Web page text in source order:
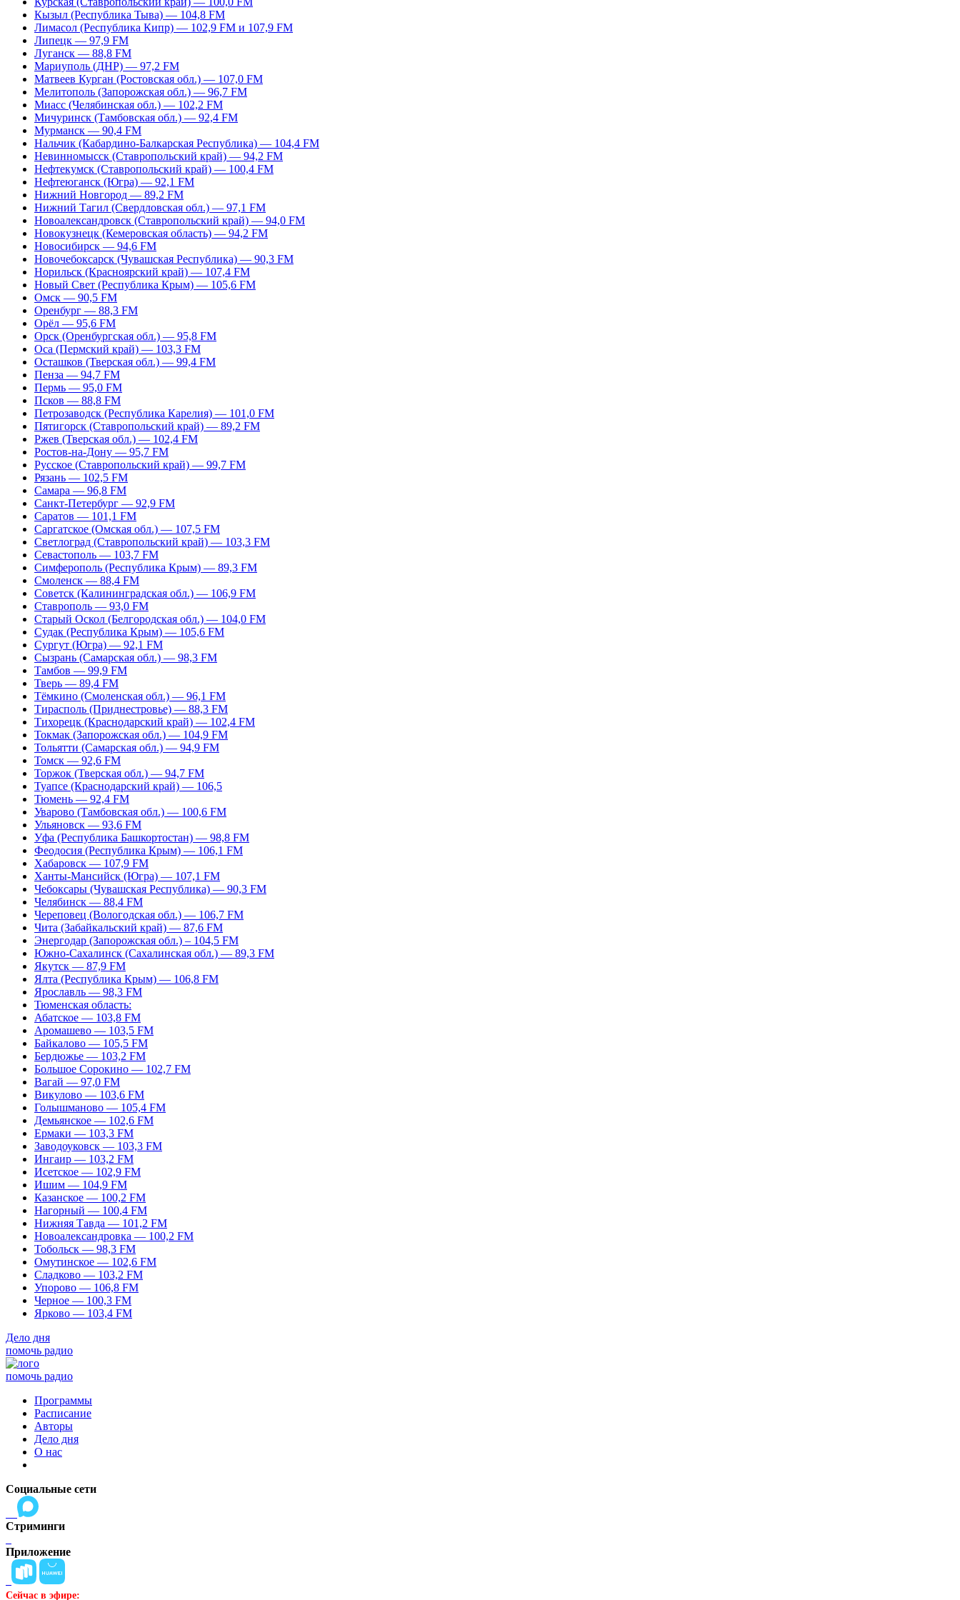
Кызыл (Республика Тыва) — 104,8 FM
Лимасол (Республика Кипр) — 102,9 FM и 107,9 FM
Липецк — 97,9 FM
Луганск — 88,8 FM
Мариуполь (ДНР) — 97,2 FM
Матвеев Курган (Ростовская обл.) — 107,0 FM
Мелитополь (Запорожская обл.) — 96,7 FM
Миасс (Челябинская обл.) — 102,2 FM
Мичуринск (Тамбовская обл.) — 92,4 FM
Мурманск — 90,4 FM
Нальчик (Кабардино-Балкарская Республика) — 104,4 FM
Невинномысск (Ставропольский край) — 94,2 FM
Нефтекумск (Ставропольский край) — 100,4 FM
Нефтеюганск (Югра) — 92,1 FM
Нижний Новгород — 89,2 FM
Нижний Тагил (Свердловская обл.) — 97,1 FM
Новоалександровск (Ставропольский край) — 94,0 FM
Новокузнецк (Кемеровская область) — 94,2 FM
Новосибирск — 94,6 FM
Новочебоксарск (Чувашская Республика) — 90,3 FM
Норильск (Красноярский край) — 107,4 FM
Новый Свет (Республика Крым) — 105,6 FM
Омск — 90,5 FM
Оренбург — 88,3 FM
Орёл — 95,6 FM
Орск (Оренбургская обл.) — 95,8 FM
Оса (Пермский край) — 103,3 FM
Осташков (Тверская обл.) — 99,4 FM
Пенза — 94,7 FM
Пермь — 95,0 FM
Псков — 88,8 FM
Петрозаводск (Республика Карелия) — 101,0 FM
Пятигорск (Ставропольский край) — 89,2 FM
Ржев (Тверская обл.) — 102,4 FM
Ростов-на-Дону — 95,7 FM
Русское (Ставропольский край) — 99,7 FM
Рязань — 102,5 FM
Самара — 96,8 FM
Санкт-Петербург — 92,9 FM
Саратов — 101,1 FM
Саргатское (Омская обл.) — 107,5 FM
Светлоград (Ставропольский край) — 103,3 FM
Севастополь — 103,7 FM
Симферополь (Республика Крым) — 89,3 FM
Смоленск — 88,4 FM
Советск (Калининградская обл.) — 106,9 FM
Ставрополь — 93,0 FM
Старый Оскол (Белгородская обл.) — 104,0 FM
Судак (Республика Крым) — 105,6 FM
Сургут (Югра) — 92,1 FM
Сызрань (Самарская обл.) — 98,3 FM
Тамбов — 99,9 FM
Тверь — 89,4 FM
Тёмкино (Смоленская обл.) — 96,1 FM
Тирасполь (Приднестровье) — 88,3 FM
Тихорецк (Краснодарский край) — 102,4 FM
Токмак (Запорожская обл.) — 104,9 FM
Тольятти (Самарская обл.) — 94,9 FM
Томск — 92,6 FM
Торжок (Тверская обл.) — 94,7 FM
Туапсе (Краснодарский край) — 106,5
Тюмень — 92,4 FM
Уварово (Тамбовская обл.) — 100,6 FM
Ульяновск — 93,6 FM
Уфа (Республика Башкортостан) — 98,8 FM
Феодосия (Республика Крым) — 106,1 FM
Хабаровск — 107,9 FM
Ханты-Мансийск (Югра) — 107,1 FM
Чебоксары (Чувашская Республика) — 90,3 FM
Челябинск — 88,4 FM
Череповец (Вологодская обл.) — 106,7 FM
Чита (Забайкальский край) — 87,6 FM
Энергодар (Запорожская обл.) – 104,5 FM
Южно-Сахалинск (Сахалинская обл.) — 89,3 FM
Якутск — 87,9 FM
Ялта (Республика Крым) — 106,8 FM
Ярославль — 98,3 FM
Тюменская область:
Абатское — 103,8 FM
Аромашево — 103,5 FM
Байкалово — 105,5 FM
Бердюжье — 103,2 FM
Большое Сорокино — 102,7 FM
Вагай — 97,0 FM
Викулово — 103,6 FM
Голышманово — 105,4 FM
Демьянское — 102,6 FM
Ермаки — 103,3 FM
Заводоуковск — 103,3 FM
Ингаир — 103,2 FM
Исетское — 102,9 FM
Ишим — 104,9 FM
Казанское — 100,2 FM
Нагорный — 100,4 FM
Нижняя Тавда — 101,2 FM
Новоалександровка — 100,2 FM
Тобольск — 98,3 FM
Омутинское — 102,6 FM
Сладково — 103,2 FM
Упорово — 106,8 FM
Черное — 100,3 FM
Ярково — 103,4 FM
Дело дня
помочь радио
помочь радио
Программы
Расписание
Авторы
Дело дня
О нас
Социальные сети
Стриминги
Приложение
Сейчас в эфире: